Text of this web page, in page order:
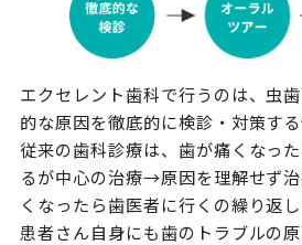
エクセレント歯科で行うのは、虫
的な原因を徹底的に検診・対策する
従来の歯科診療は、歯が痛くなっ
るが中心の治療→原因を理解せず
くなったら歯医者に行くの繰り返し
患者さん自身にも歯のトラブルの原